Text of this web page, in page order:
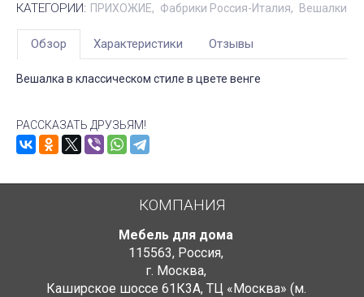
КАТЕГОРИИ: ПРИХОЖИЕ Фабрики Россия-Италия Вешалки
Обзор Характеристики Отзывы
Вешалка в классическом стиле в цвете венге
РАССКАЗАТЬ ДРУЗЬЯМ!
КОМПАНИЯ
Мебель для дома
115563, Россия,
г. Москва,
Каширское шоссе 61К3А, ТЦ «Москва» (м.